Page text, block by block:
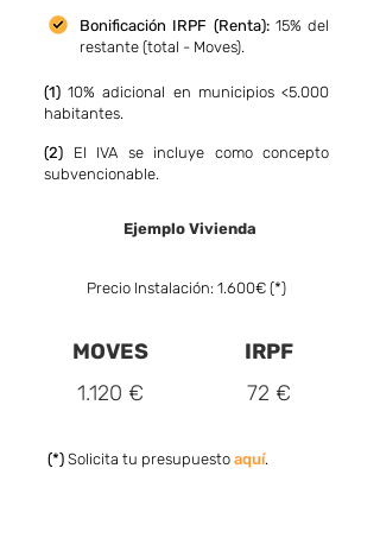
Bonificación IRPF (Renta):15% del
restante (total - Moves).
(1) 10% adicional en municipios <5.000
habitantes.
(2) El IVA se incluye como concepto
subvencionable.
Ejemplo Vivienda
Precio Instalación: 1.600€ (*)
MOVES
1.120 €
IRPF
72 €
(*) Solicita tu presupuesto aquí.